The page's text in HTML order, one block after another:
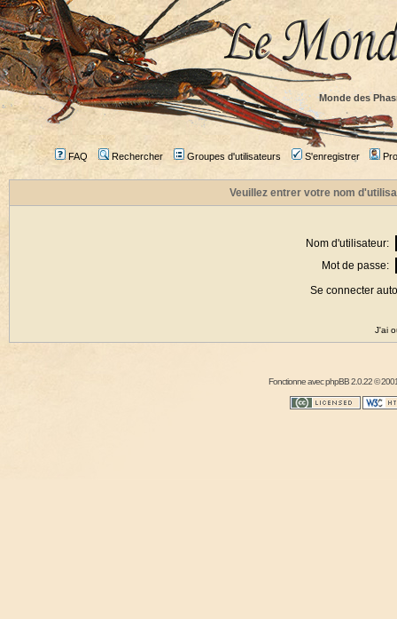
Monde des
FAQ Rechercher Groupes d'utilisateurs S'enregistrer
Veuillez entrer votre nom
Nom d'utilisateur:
Mot de passe:
Se connecter
J'ai
Fonctionne avecphpBB2.0.22 ©